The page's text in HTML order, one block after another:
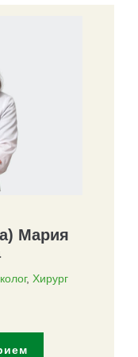
Мария
, Хирург